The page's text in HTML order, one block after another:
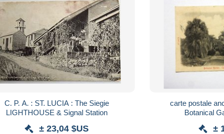
C. P. A. : ST. LUCIA : The Siegie
LIGHTHOUSE & Signal Station
± 23,04 $US
carte postale
Botanical
±